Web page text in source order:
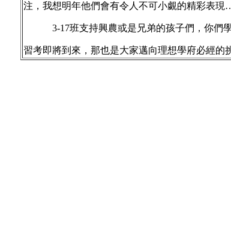
注，我想明年他們會有令人不可小覷的精彩表現
3-17班支持興農或是兄弟的孩子們，你們學
習考即將到來，那也是大家邁向理想學府必經的